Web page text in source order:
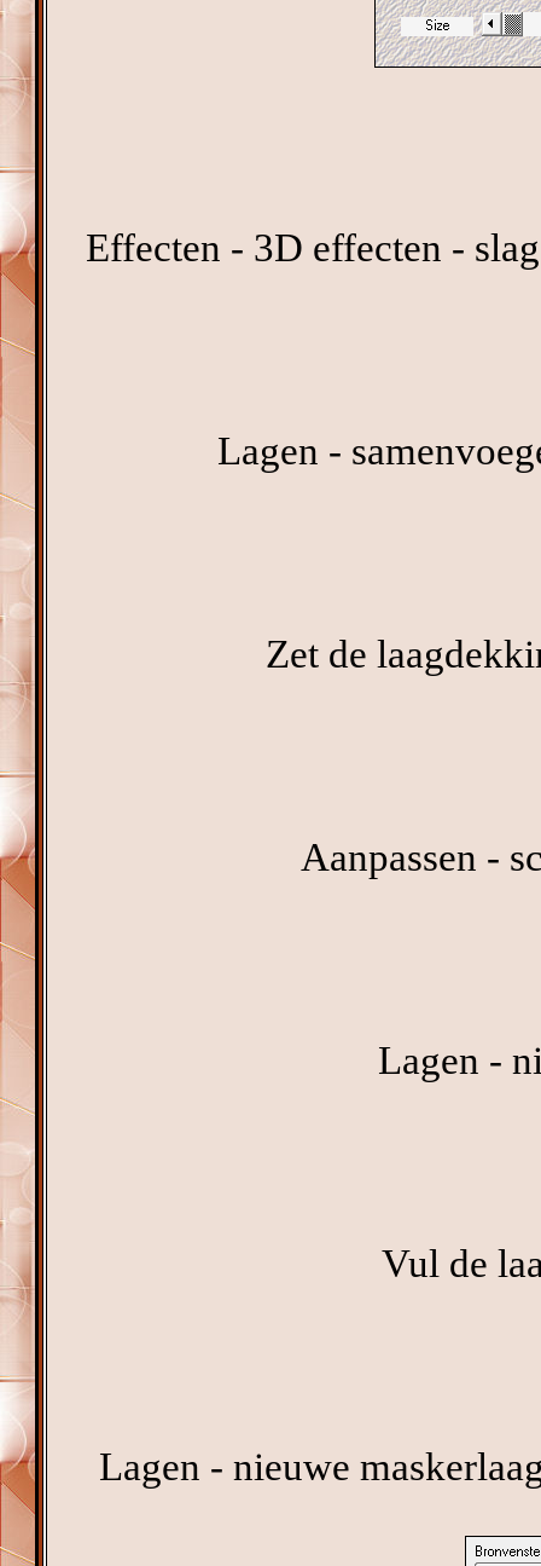
Effecten - 3D effecten -
Lagen -
Zet de
Aanpassen -
Lagen -
Vul de
Lagen - nieuwe